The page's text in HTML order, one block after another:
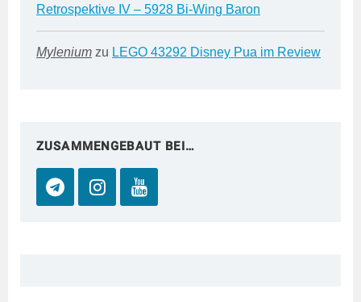
Retrospektive IV – 5928 Bi-Wing Baron
Mylenium zu LEGO 43292 Disney Pua im Review
ZUSAMMENGEBAUT BEI…